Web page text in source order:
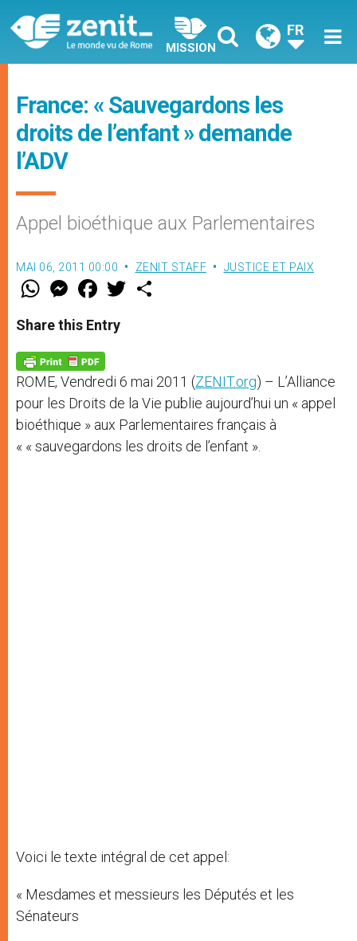
MISSION
FR
France: « Sauvegardons les
droits de l’enfant » demande
l’ADV
Appel bioéthique aux Parlementaires
MAI 06, 2011 00:00 ZENIT STAFF JUSTICE ET PAIX
W
t
s
p
p
M
e
s
e
g
e
r
F
a
e
b
o
k
w
Share this Entry
ROME, Vendredi 6 mai 2011 (ZENIT.org) – L’Alliance
pour les Droits de la Vie publie aujourd’hui un « appel
bioéthique » aux Parlementaires français à
« « sauvegardons les droits de l’enfant ».
Voici le texte intégral de cet appel:
« Mesdames et messieurs les Députés et les
Sénateurs